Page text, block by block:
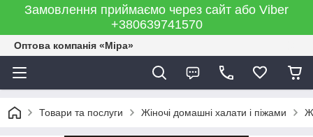
Замовлення приймаємо через сайт або Viber
+380639741570
Оптова компанія «Міра»
Товари та послуги Жіночі домашні халати і піжами